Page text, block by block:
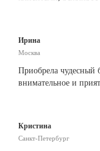
Ирина
Москва
Приобрела чудесный
внимательное и
Кристина
Санкт-Петербург